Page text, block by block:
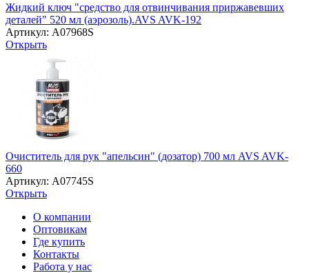
Жидкий ключ "средство для отвинчивания приржавевших
деталей" 520 мл (аэрозоль).AVS AVK-192
Артикул: A07968S
Открыть
Очиститель для рук "апельсин" (дозатор) 700 мл AVS AVK-
660
Артикул: A07745S
Открыть
О компании
Оптовикам
Где купить
Контакты
Работа у нас